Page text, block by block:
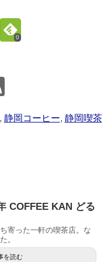
0
, 静岡コーヒー, 静岡喫茶
COFFEE KAN どる
寄った一軒の喫茶店。な
。
を読む